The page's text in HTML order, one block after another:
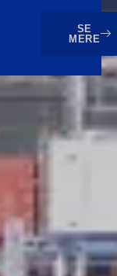
SE
MERE